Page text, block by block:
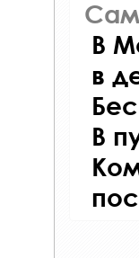
В
в
В